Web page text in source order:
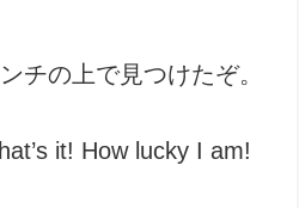
チの上で見つけたぞ。
it! How lucky I am!